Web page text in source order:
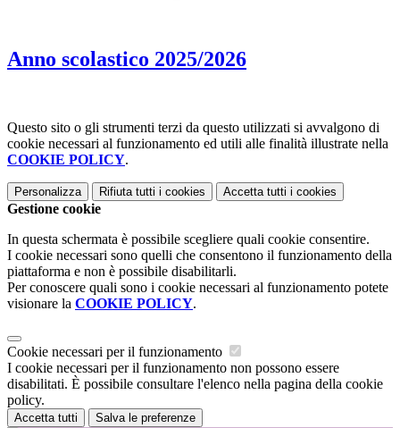
Anno scolastico 2025/2026
Questo sito o gli strumenti terzi da questo utilizzati si avvalgono di
cookie necessari al funzionamento ed utili alle finalità illustrate nella
COOKIE POLICY.
Personalizza Rifiuta tutti i cookies Accetta tutti i cookies
Gestione cookie
In questa schermata è possibile scegliere quali cookie consentire.
I cookie necessari sono quelli che consentono il funzionamento della
piattaforma e non è possibile disabilitarli.
Per conoscere quali sono i cookie necessari al funzionamento potete
visionare la COOKIE POLICY.
Cookie necessari per il funzionamento
I cookie necessari per il funzionamento non possono essere
disabilitati. È possibile consultare l'elenco nella pagina della cookie
policy.
Accetta tutti Salva le preferenze